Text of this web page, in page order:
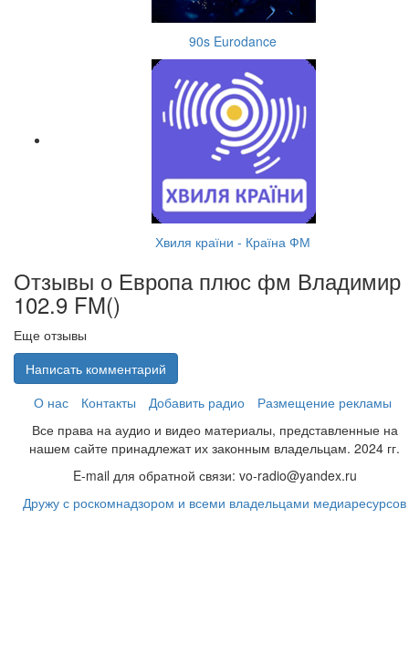
90s Eurodance
Хвиля країни - Країна ФМ
Отзывы о Европа плюс фм Владимир
102.9 FM()
Еще отзывы
Написать комментарий
О нас
Контакты Добавить радио
Размещение рекламы
Все права на аудио и видео материалы, представленные на
нашем сайте принадлежат их законным владельцам. 2024 гг.
E-mail для обратной связи: vo-radio@yandex.ru
Дружу с роскомнадзором и всеми владельцами медиаресурсов